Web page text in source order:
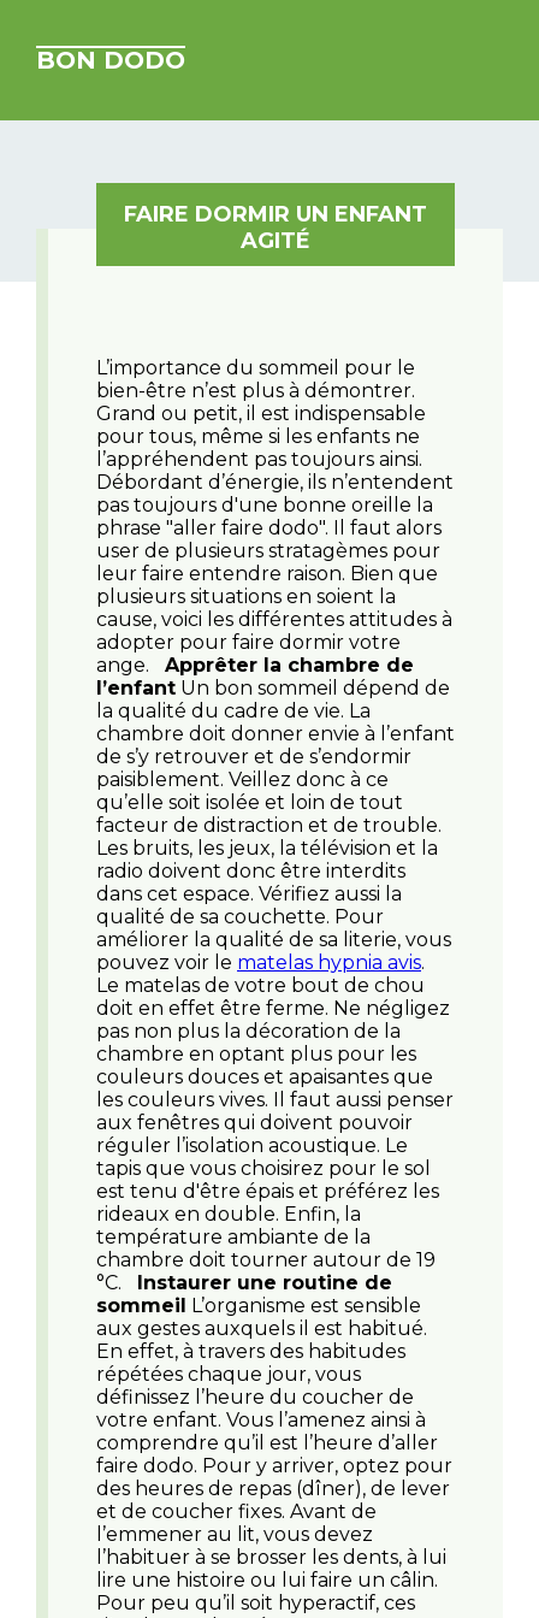
BON DODO
FAIRE DORMIR UN ENFANT
AGITÉ
L’importance du sommeil pour le
bien-être n’est plus à démontrer.
Grand ou petit, il est indispensable
pour tous, même si les enfants ne
l’appréhendent pas toujours ainsi.
Débordant d’énergie, ils n’entendent
pas toujours d'une bonne oreille la
phrase "aller faire dodo". Il faut alors
user de plusieurs stratagèmes pour
leur faire entendre raison. Bien que
plusieurs situations en soient la
cause, voici les différentes attitudes à
adopter pour faire dormir votre
ange.
Apprêter la chambre de
l’enfant Un bon sommeil dépend de
la qualité du cadre de vie. La
chambre doit donner envie à l’enfant
de s’y retrouver et de s’endormir
paisiblement. Veillez donc à ce
qu’elle soit isolée et loin de tout
facteur de distraction et de trouble.
Les bruits, les jeux, la télévision et la
radio doivent donc être interdits
dans cet espace. Vérifiez aussi la
qualité de sa couchette. Pour
améliorer la qualité de sa literie, vous
pouvez voir le matelas hypnia avis.
Le matelas de votre bout de chou
doit en effet être ferme. Ne négligez
pas non plus la décoration de la
chambre en optant plus pour les
couleurs douces et apaisantes que
les couleurs vives. Il faut aussi penser
aux fenêtres qui doivent pouvoir
réguler l’isolation acoustique. Le
tapis que vous choisirez pour le sol
est tenu d'être épais et préférez les
rideaux en double. Enfin, la
température ambiante de la
chambre doit tourner autour de 19
°C.
Instaurer une routine de
sommeil L’organisme est sensible
aux gestes auxquels il est habitué.
En effet, à travers des habitudes
répétées chaque jour, vous
définissez l’heure du coucher de
votre enfant. Vous l’amenez ainsi à
comprendre qu’il est l’heure d’aller
faire dodo. Pour y arriver, optez pour
des heures de repas (dîner), de lever
et de coucher fixes. Avant de
l’emmener au lit, vous devez
l’habituer à se brosser les dents, à lui
lire une histoire ou lui faire un câlin.
Pour peu qu’il soit hyperactif, ces